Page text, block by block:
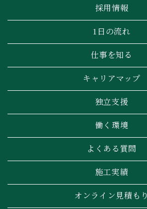
採用情報
1日の流れ
仕事を知る
キャリアマップ
独立支援
働く環境
よくある質問
施工実績
オンライン見積もり